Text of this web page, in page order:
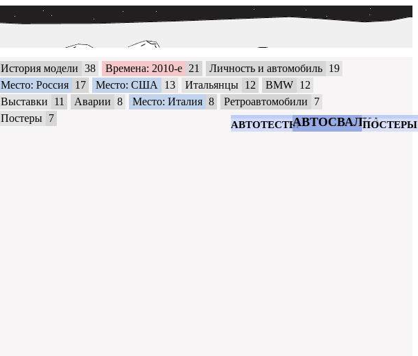
АВТОТЕСТЫАВТОСВАЛКАПОСТЕРЫ
История модели 38 Времена: 2010-е 21 Личность и автомобиль
19
Место: Россия
17 Место: США 13 Итальянцы 12 BMW
12
Выставки
11 Аварии 8 Место: Италия 8 Ретроавтомобили
7
Постеры
7